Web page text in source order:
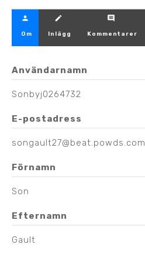
person
Om
create
Inlägg
comment
Kommentarer
Användarnamn
Sonbyj0264732
E-postadress
songault27@beat.powds.com
Förnamn
Son
Efternamn
Gault